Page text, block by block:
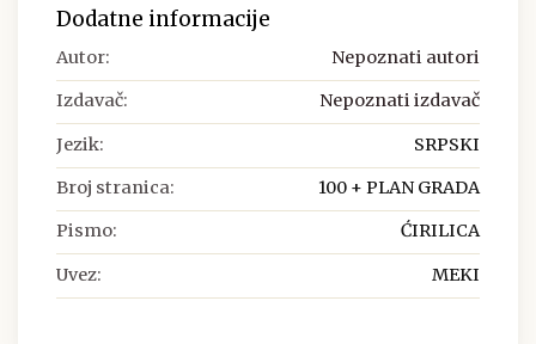
Dodatne informacije
Autor: Nepoznati autori
Izdavač: Nepoznati izdavač
Jezik: SRPSKI
Broj stranica: 100 + PLAN GRADA
Pismo: ĆIRILICA
Uvez: MEKI